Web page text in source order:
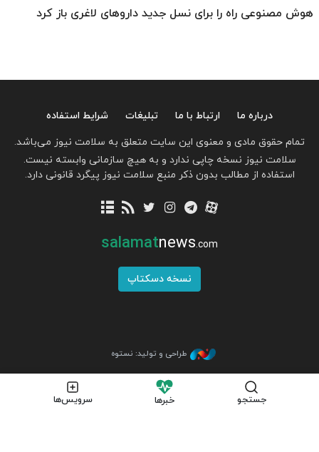
هوش مصنوعی راه را برای نسل جدید داروهای لاغری باز کرد
جستجو خبرها سرویس‌ها
درباره ما ارتباط با ما تبلیغات
شرایط استفاده
تمام حقوق مادی و معنوی این سایت متعلق به سلامت نیوز می‌باشد.
سلامت نیوز نسخه چاپی ندارد و به هیچ سازمانی وابسته نیست.
استفاده از مطالب بدون ذکر منبع سلامت نیوز پیگرد قانونی دارد.
salamatnews.com
نسخه دسکتاپ
طراحی و تولید: نستوه